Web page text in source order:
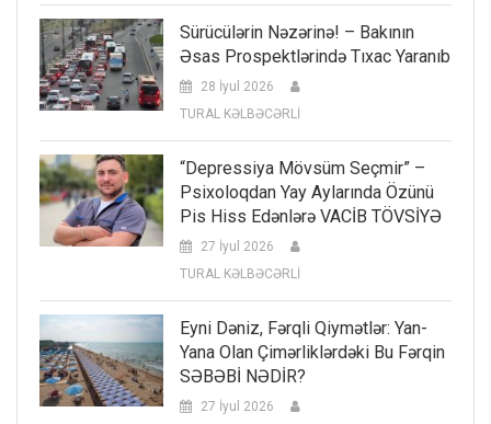
Sürücülərin Nəzərinə! – Bakının
Əsas Prospektlərində Tıxac Yaranıb
28 İyul 2026
TURAL KƏLBƏCƏRLİ
“Depressiya Mövsüm Seçmir” –
Psixoloqdan Yay Aylarında Özünü
Pis Hiss Edənlərə VACİB TÖVSİYƏ
27 İyul 2026
TURAL KƏLBƏCƏRLİ
Eyni Dəniz, Fərqli Qiymətlər: Yan-
Yana Olan Çimərliklərdəki Bu Fərqin
SƏBƏBİ NƏDİR?
27 İyul 2026